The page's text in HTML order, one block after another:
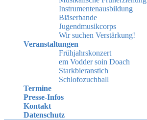
Instrumentenausbildung
Bläserbande
Jugendmusikcorps
Wir suchen Verstärkung!
Veranstaltungen
Frühjahrskonzert
em Vodder soin Doach
Starkbieranstich
Schlofozuchball
Termine
Presse-Infos
Kontakt
Datenschutz